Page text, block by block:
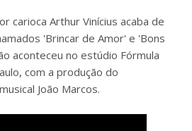
carioca Arthur Vinícius acaba de
'Brincar de Amor' e 'Bons
aconteceu no estúdio Fórmula
com a produção do
João Marcos.